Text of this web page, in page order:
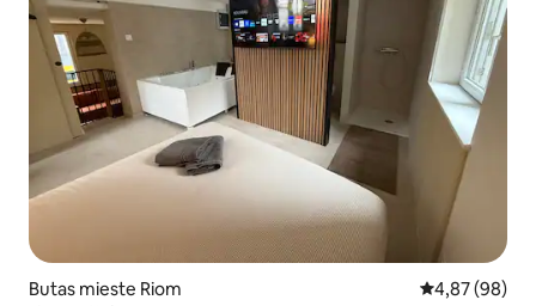
Butas mieste Riom Vidutinis
4,87 (98)